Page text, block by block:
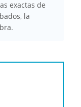
exactas de
la